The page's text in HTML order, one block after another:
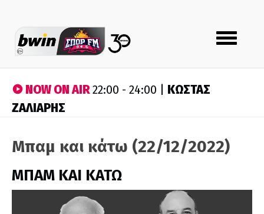
Toggle
navigation
NOW ON AIR22:00 - 24:00 | ΚΩΣΤΑΣ
ΖΑΛΙΑΡΗΣ
Μπαμ και κάτω (22/12/2022)
ΜΠΑΜ ΚΑΙ ΚΑΤΩ